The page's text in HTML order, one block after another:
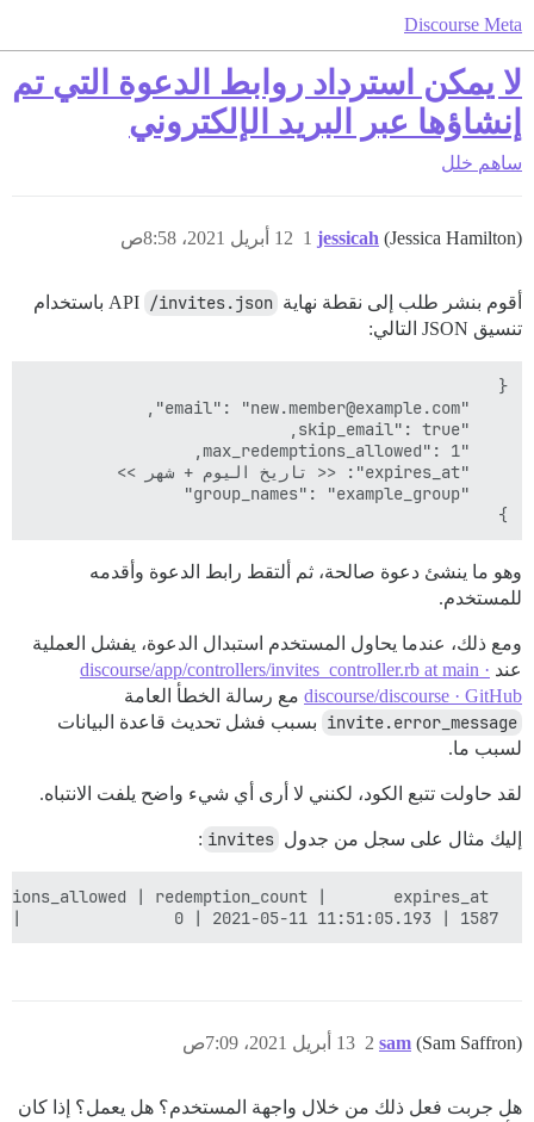
Discourse Meta
لا يمكن استرداد روابط الدعوة التي تم
إنشاؤها عبر البريد الإلكتروني
ساهم خلل
jessicah (Jessica Hamilton) 12 أبريل 2021، 8:58ص 1
أقوم بنشر طلب إلى نقطة نهاية API /invites.json
باستخدام
تنسيق JSON التالي:
}
وهو ما ينشئ دعوة صالحة، ثم ألتقط رابط الدعوة وأقدمه
للمستخدم.
ومع ذلك، عندما يحاول المستخدم استبدال الدعوة، يفشل العملية
عند discourse/app/controllers/invites_controller.rb at main ·
discourse/discourse · GitHub مع رسالة الخطأ العامة
invite.error_message بسبب فشل تحديث قاعدة البيانات
لسبب ما.
لقد حاولت تتبع الكود، لكنني لا أرى أي شيء واضح يلفت الانتباه.
إليك مثال على سجل من جدول invites
:
sam (Sam Saffron) 13 أبريل 2021، 7:09ص 2
هل جربت فعل ذلك من خلال واجهة المستخدم؟ هل يعمل؟ إذا كان